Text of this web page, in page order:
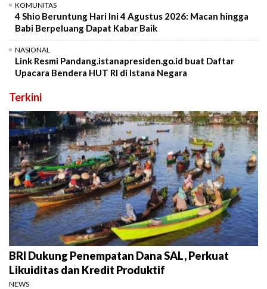
KOMUNITAS
4 Shio Beruntung Hari Ini 4 Agustus 2026: Macan hingga
Babi Berpeluang Dapat Kabar Baik
NASIONAL
Link Resmi Pandang.istanapresiden.go.id buat Daftar
Upacara Bendera HUT RI di Istana Negara
Terkini
BRI Dukung Penempatan Dana SAL, Perkuat
Likuiditas dan Kredit Produktif
NEWS